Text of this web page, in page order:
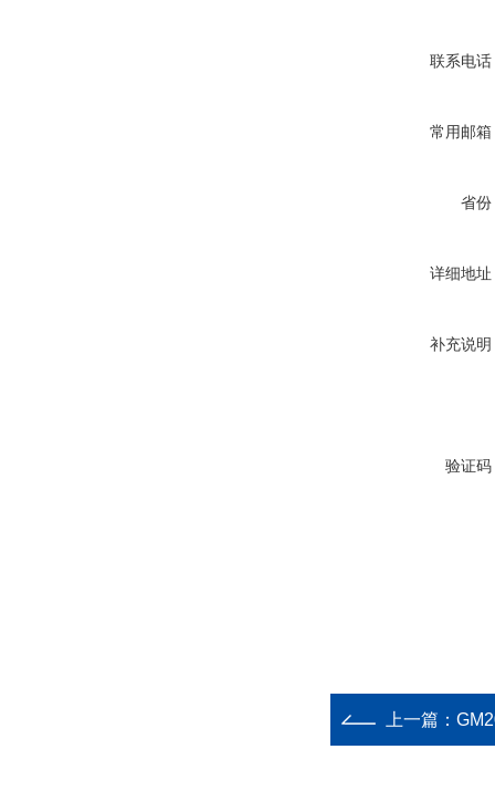
联系电话
常用邮箱
省份
详细地址
补充说明
验证码
上一篇：